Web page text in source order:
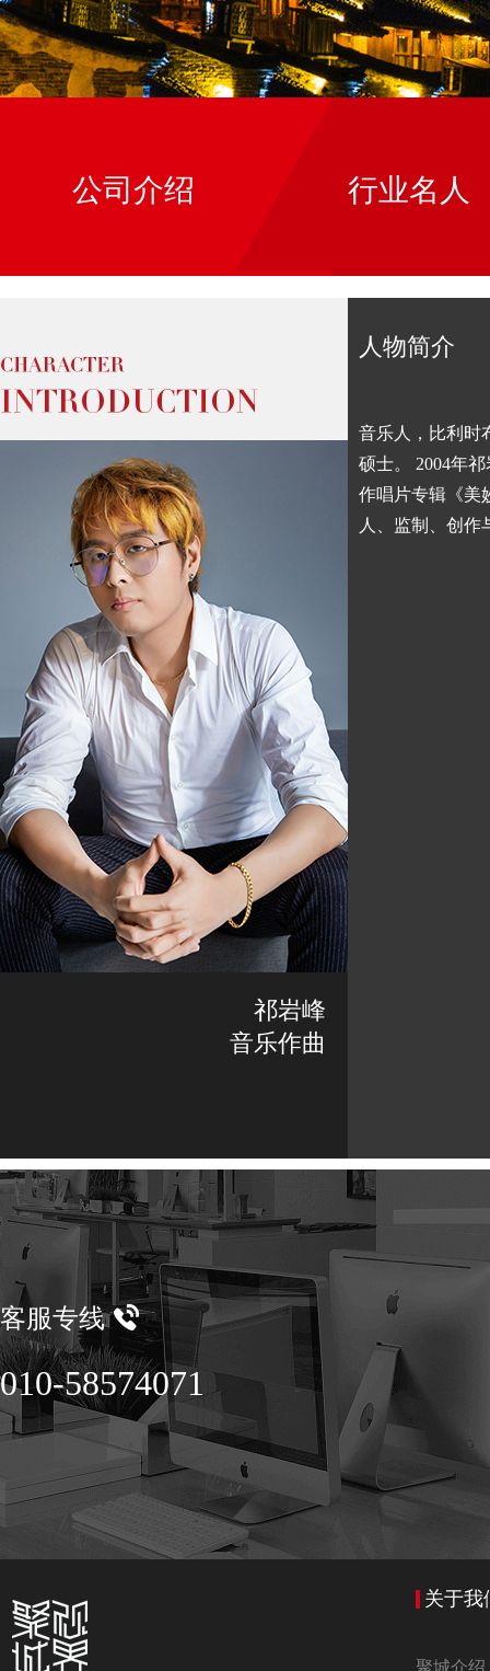
公司介绍 行业名人
祁岩峰
音乐作曲
人物简介
音乐人，比利时
硕士。 2004年
作唱片专辑《美
人、监制、创作
客服专线
010-58574071
关于我
聚城介绍